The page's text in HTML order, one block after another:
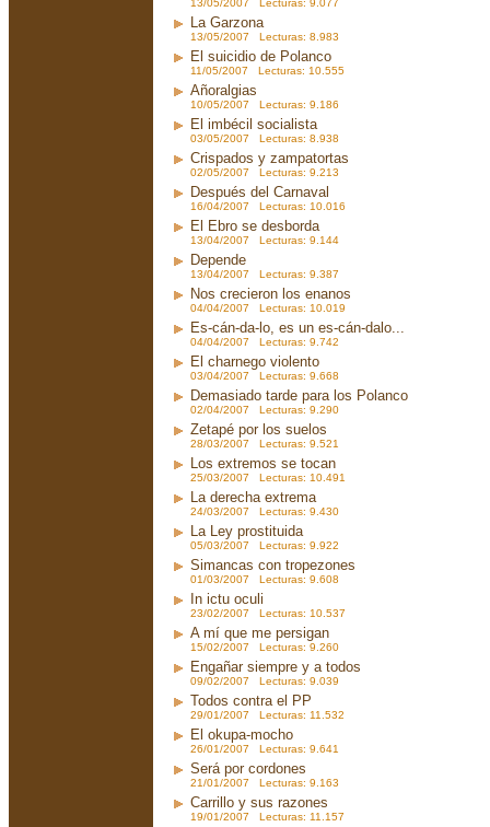
13/05/2007 Lecturas: 9.077
La Garzona
13/05/2007 Lecturas: 8.983
El suicidio de Polanco
11/05/2007 Lecturas: 10.555
Añoralgias
10/05/2007 Lecturas: 9.186
El imbécil socialista
03/05/2007 Lecturas: 8.938
Crispados y zampatortas
02/05/2007 Lecturas: 9.213
Después del Carnaval
16/04/2007 Lecturas: 10.016
El Ebro se desborda
13/04/2007 Lecturas: 9.144
Depende
13/04/2007 Lecturas: 9.387
Nos crecieron los enanos
04/04/2007 Lecturas: 10.019
Es-cán-da-lo, es un es-cán-dalo...
04/04/2007 Lecturas: 9.742
El charnego violento
03/04/2007 Lecturas: 9.668
Demasiado tarde para los Polanco
02/04/2007 Lecturas: 9.290
Zetapé por los suelos
28/03/2007 Lecturas: 9.521
Los extremos se tocan
25/03/2007 Lecturas: 10.491
La derecha extrema
24/03/2007 Lecturas: 9.430
La Ley prostituida
05/03/2007 Lecturas: 9.922
Simancas con tropezones
01/03/2007 Lecturas: 9.608
In ictu oculi
23/02/2007 Lecturas: 10.537
A mí que me persigan
15/02/2007 Lecturas: 9.260
Engañar siempre y a todos
09/02/2007 Lecturas: 9.039
Todos contra el PP
29/01/2007 Lecturas: 11.532
El okupa-mocho
26/01/2007 Lecturas: 9.641
Será por cordones
21/01/2007 Lecturas: 9.163
Carrillo y sus razones
19/01/2007 Lecturas: 11.157